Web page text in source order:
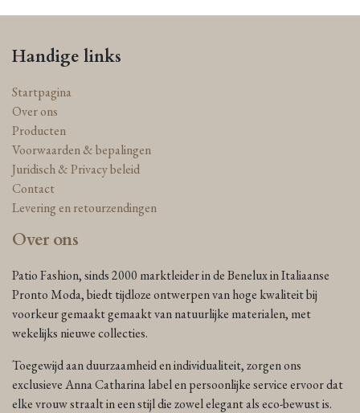
Handige links
Startpagina
Over ons
Producten
Voorwaarden & bepalingen
Juridisch & Privacy beleid
Contact
Levering en retourzendingen
Over ons
Patio Fashion, sinds 2000 marktleider in de Benelux in Italiaanse
Pronto Moda, biedt tijdloze ontwerpen van hoge kwaliteit bij
voorkeur gemaakt gemaakt van natuurlijke materialen, met
wekelijks nieuwe collecties.
Toegewijd aan duurzaamheid en individualiteit, zorgen ons
exclusieve Anna Catharina label en persoonlijke service ervoor dat
elke vrouw straalt in een stijl die zowel elegant als eco-bewust is.